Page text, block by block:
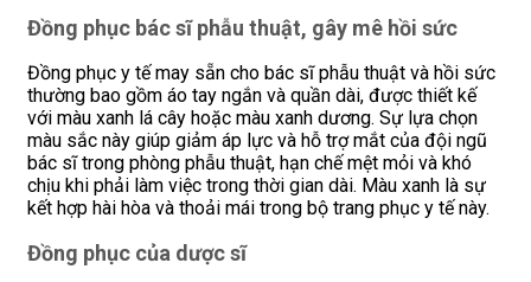
Đồng phục bác sĩ phẫu thuật, gây mê hồi sức
Đồng phục y tế may sẵn cho bác sĩ phẫu thuật và hồi sức
thường bao gồm áo tay ngắn và quần dài, được thiết kế
với màu xanh lá cây hoặc màu xanh dương. Sự lựa chọn
màu sắc này giúp giảm áp lực và hỗ trợ mắt của đội ngũ
bác sĩ trong phòng phẫu thuật, hạn chế mệt mỏi và khó
chịu khi phải làm việc trong thời gian dài. Màu xanh là sự
kết hợp hài hòa và thoải mái trong bộ trang phục y tế này.
Đồng phục của dược sĩ